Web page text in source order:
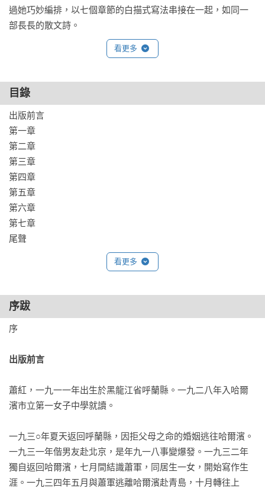
過她巧妙編排，以七個章節的白描式寫法串接在一起，如同一
部長長的散文詩。
看更多
目錄
出版前言
第一章
第二章
第三章
第四章
第五章
第六章
第七章
尾聲
看更多
序跋
序
出版前言
蕭紅，一九一一年出生於黑龍江省呼蘭縣。一九二八年入哈爾
濱市立第一女子中學就讀。
一九三○年夏天返回呼蘭縣，因拒父母之命的婚姻逃往哈爾濱。
一九三一年偕男友赴北京，是年九一八事變爆發。一九三二年
獨自返回哈爾濱，七月間結識蕭軍，同居生一女，開始寫作生
涯。一九三四年五月與蕭軍逃離哈爾濱赴青島，十月轉往上